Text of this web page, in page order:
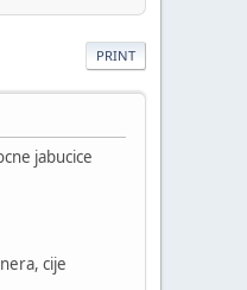
PRINT
jabucice
cije